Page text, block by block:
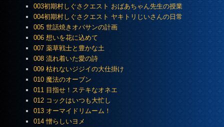
003初期村しぐさクエスト おばあちゃん先生の授業
004初期村しぐさクエスト ヤキトリじいさんの日常
005 世話焼きオバサンの計画
006 想いを花に込めて
007 薬草戦士と豊かな土
008 流れ着いた愛の詩
009 枯れないジジイの大仕掛け
010 魔法のオーブン
011 目指せ！ステキなオネエ
012 コックはいつも大忙し
013 オーマイドリムーム！
014 憎らしいヨメ